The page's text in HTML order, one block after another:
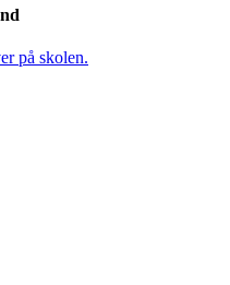
på skolen.